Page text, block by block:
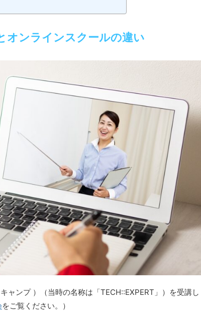
オンラインスクールの違い
キャンプ ）（当時の名称は「TECH::EXPERT」）を受講し
をご覧ください。）